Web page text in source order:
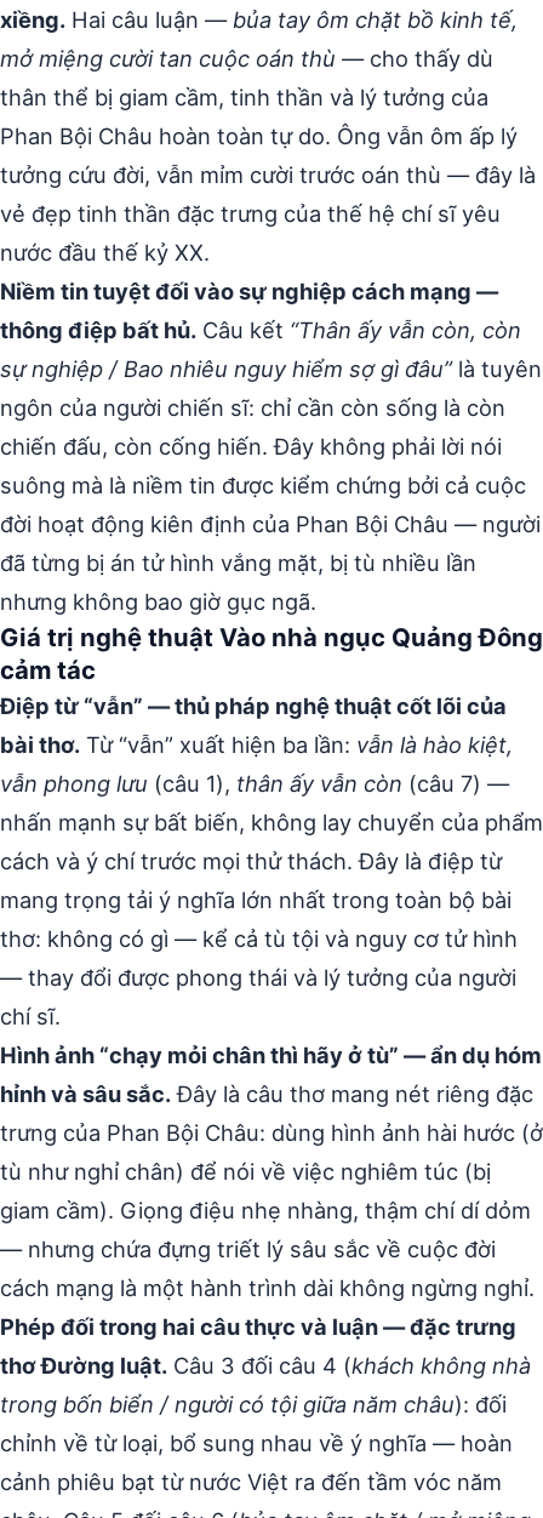
xiềng. Hai câu luận — bủa tay ôm chặt bồ kinh tế,
mở miệng cười tan cuộc oán thù — cho thấy dù
thân thể bị giam cầm, tinh thần và lý tưởng của
Phan Bội Châu hoàn toàn tự do. Ông vẫn ôm ấp lý
tưởng cứu đời, vẫn mỉm cười trước oán thù — đây là
vẻ đẹp tinh thần đặc trưng của thế hệ chí sĩ yêu
nước đầu thế kỷ XX.
Niềm tin tuyệt đối vào sự nghiệp cách mạng —
thông điệp bất hủ. Câu kết “Thân ấy vẫn còn, còn
sự nghiệp / Bao nhiêu nguy hiểm sợ gì đâu”là tuyên
ngôn của người chiến sĩ: chỉ cần còn sống là còn
chiến đấu, còn cống hiến. Đây không phải lời nói
suông mà là niềm tin được kiểm chứng bởi cả cuộc
đời hoạt động kiên định của Phan Bội Châu — người
đã từng bị án tử hình vắng mặt, bị tù nhiều lần
nhưng không bao giờ gục ngã.
Giá trị nghệ thuật Vào nhà ngục Quảng Đông
cảm tác
Điệp từ “vẫn” — thủ pháp nghệ thuật cốt lõi của
bài thơ. Từ “vẫn” xuất hiện ba lần: vẫn là hào kiệt,
vẫn phong lưu (câu 1), thân ấy vẫn còn (câu 7) —
nhấn mạnh sự bất biến, không lay chuyển của phẩm
cách và ý chí trước mọi thử thách. Đây là điệp từ
mang trọng tải ý nghĩa lớn nhất trong toàn bộ bài
thơ: không có gì — kể cả tù tội và nguy cơ tử hình
— thay đổi được phong thái và lý tưởng của người
chí sĩ.
Hình ảnh “chạy mỏi chân thì hãy ở tù” — ẩn dụ hóm
hỉnh và sâu sắc.Đây là câu thơ mang nét riêng đặc
trưng của Phan Bội Châu: dùng hình ảnh hài hước (ở
tù như nghỉ chân) để nói về việc nghiêm túc (bị
giam cầm). Giọng điệu nhẹ nhàng, thậm chí dí dỏm
— nhưng chứa đựng triết lý sâu sắc về cuộc đời
cách mạng là một hành trình dài không ngừng nghỉ.
Phép đối trong hai câu thực và luận — đặc trưng
thơ Đường luật. Câu 3 đối câu 4 (khách không nhà
trong bốn biển / người có tội giữa năm châu): đối
chỉnh về từ loại, bổ sung nhau về ý nghĩa — hoàn
cảnh phiêu bạt từ nước Việt ra đến tầm vóc năm